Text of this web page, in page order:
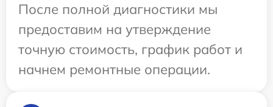
После полной диагностики мы
предоставим на утверждение
точную стоимость, график работ и
начнем ремонтные операции.